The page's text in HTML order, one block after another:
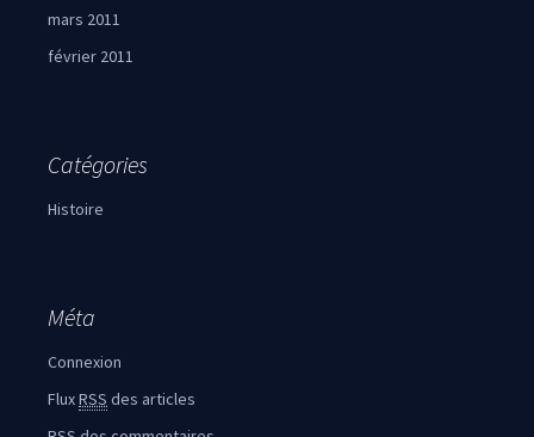
mars 2011
février 2011
Catégories
Histoire
Méta
Connexion
FluxRSS des articles